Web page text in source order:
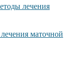
лечения
маточной